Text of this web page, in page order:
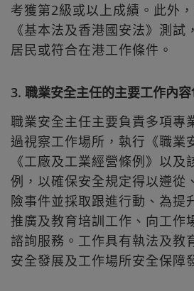
考獲第2級或以上成績。此外
《基本法及香港國安法》測試
居民或符合在港工作條件。
3. 職業安全主任的主要工作內容
職業安全主任主要負責多項專
過視察工作場所，執行《職業
《工廠及工業經營條例》以及
例，以確保安全規定得以遵從
險事件並採取跟進行動、為提
推廣及教育培訓工作、向工作
諮詢服務。工作具有執法及教
安全發展及工作場所安全保障